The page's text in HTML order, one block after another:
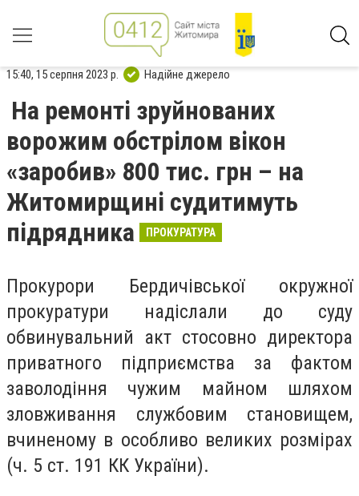
15:40, 15 серпня 2023 р. Надійне джерело
На ремонті зруйнованих
ворожим обстрілом вікон
«заробив» 800 тис. грн – на
Житомирщині судитимуть
підрядника
ПРОКУРАТУРА
Прокурори Бердичівської окружної
прокуратури надіслали до суду
обвинувальний акт стосовно директора
приватного підприємства за фактом
заволодіння чужим майном шляхом
зловживання службовим становищем,
вчиненому в особливо великих розмірах
(ч. 5 ст. 191 КК України).